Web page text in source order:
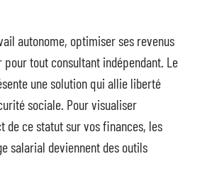
autonome, optimiser ses revenus
tout consultant indépendant. Le
une solution qui allie liberté
sociale. Pour visualiser
de ce statut sur vos finances, les
salarial deviennent des outils